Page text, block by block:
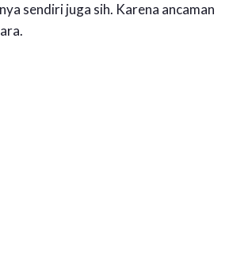
sendiri juga sih. Karena ancaman